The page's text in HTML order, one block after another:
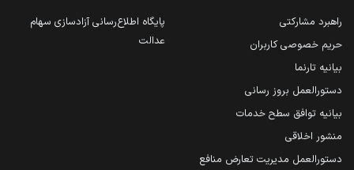
راهبرد مشارکتی
حریم خصوصی کاربران
بیانیه تارنما
دستورالعمل بروز رسانی
بیانیه توافق سطح خدمات
منشور اخلاقی
دستورالعمل مدیریت تعارض منافع
پایگاه اطلاع‌رسانی آزادسازی سهام
عدالت